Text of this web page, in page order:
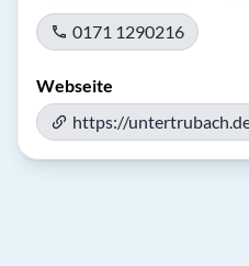
0171 1290216
Webseite
https://